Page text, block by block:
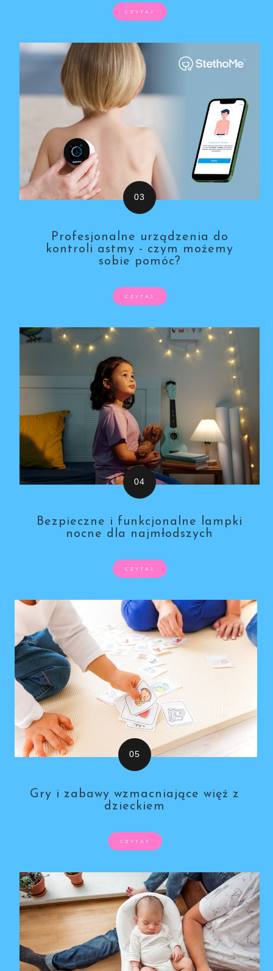
CZYTAJ
Profesjonalne urządzenia do
kontroli astmy - czym możemy
sobie pomóc?
CZYTAJ
Bezpieczne i funkcjonalne lampki
nocne dla najmłodszych
CZYTAJ
Gry i zabawy wzmacniające więź z
dzieckiem
CZYTAJ